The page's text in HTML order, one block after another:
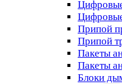
Припой
Припой
Пакеты
Пакеты
Блоки